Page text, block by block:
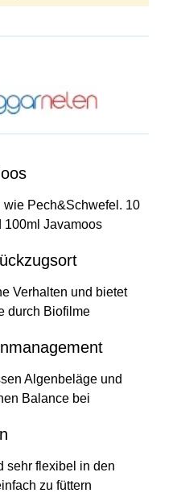
wie Pech&Schwefel. 10
100ml Javamoos
Verhalten und bietet
durch Biofilme
Algenbeläge und
Balance bei
sehr flexibel in den
zu füttern